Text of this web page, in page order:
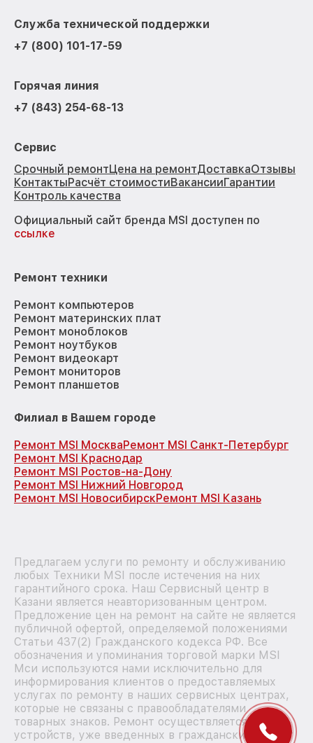
Служба технической поддержки
+7 (800) 101-17-59
Горячая линия
+7 (843) 254-68-13
Сервис
Срочный ремонтЦена на ремонтДоставкаОтзывы
КонтактыРасчёт стоимостиВакансииГарантии
Контроль качества
Официальный сайт бренда MSI доступен по
ссылке
Ремонт техники
Ремонт компьютеров
Ремонт материнских плат
Ремонт моноблоков
Ремонт ноутбуков
Ремонт видеокарт
Ремонт мониторов
Ремонт планшетов
Филиал в Вашем городе
Ремонт MSI МоскваРемонт MSI Санкт-Петербург
Ремонт MSI Краснодар
Ремонт MSI Ростов-на-Дону
Ремонт MSI Нижний Новгород
Ремонт MSI НовосибирскРемонт MSI Казань
Предлагаем услуги по ремонту и обслуживанию
любых Техники MSI после истечения на них
гарантийного срока. Наш Сервисный центр в
Казани является неавторизованным центром.
Предложение цен на ремонт на сайте не является
публичной офертой, определяемой положениями
Статьи 437(2) Гражданского кодекса РФ. Все
обозначения и упоминания торговой марки MSI
Мси используются нами исключительно для
информирования клиентов о предоставляемых
услугах по ремонту в наших сервисных центрах,
которые не связаны с правообладателями
товарных знаков. Ремонт осуществляется для
устройств, уже введенных в гражданский оборот